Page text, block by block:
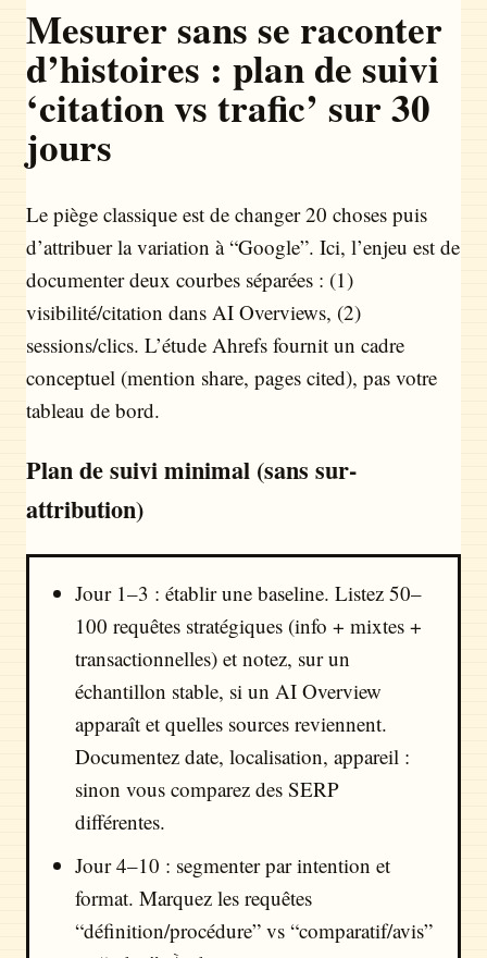
Mesurer sans se raconter
d’histoires : plan de suivi
‘citation vs trafic’ sur 30
jours
Le piège classique est de changer 20 choses puis
d’attribuer la variation à “Google”. Ici, l’enjeu est de
documenter deux courbes séparées : (1)
visibilité/citation dans AI Overviews, (2)
sessions/clics. L’étude Ahrefs fournit un cadre
conceptuel (mention share, pages cited), pas votre
tableau de bord.
Plan de suivi minimal (sans sur-
attribution)
Jour 1–3 : établir une baseline. Listez 50–
100 requêtes stratégiques (info + mixtes +
transactionnelles) et notez, sur un
échantillon stable, si un AI Overview
apparaît et quelles sources reviennent.
Documentez date, localisation, appareil :
sinon vous comparez des SERP
différentes.
Jour 4–10 : segmenter par intention et
format. Marquez les requêtes
“définition/procédure” vs “comparatif/avis”